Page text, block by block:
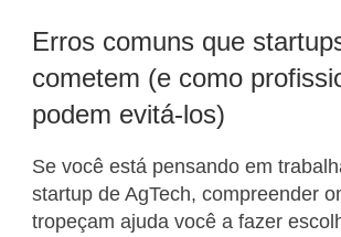
Erros comuns que
cometem (e como
podem evitá-los)
Se você está pensando em
startup de AgTech, compreender
tropeçam ajuda você a fazer